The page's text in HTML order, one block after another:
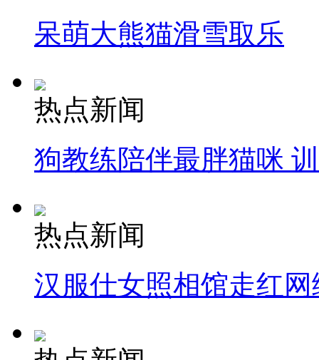
呆萌大熊猫滑雪取乐
热点新闻
狗教练陪伴最胖猫咪
热点新闻
汉服仕女照相馆走红网